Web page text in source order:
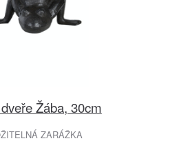
Žába, 30cm
ZARÁŽKA